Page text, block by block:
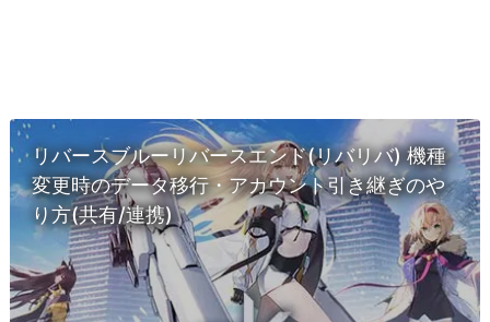
リバースブルーリバースエンド(リバリバ) 機種
変更時のデータ移行・アカウント引き継ぎのや
り方(共有/連携)